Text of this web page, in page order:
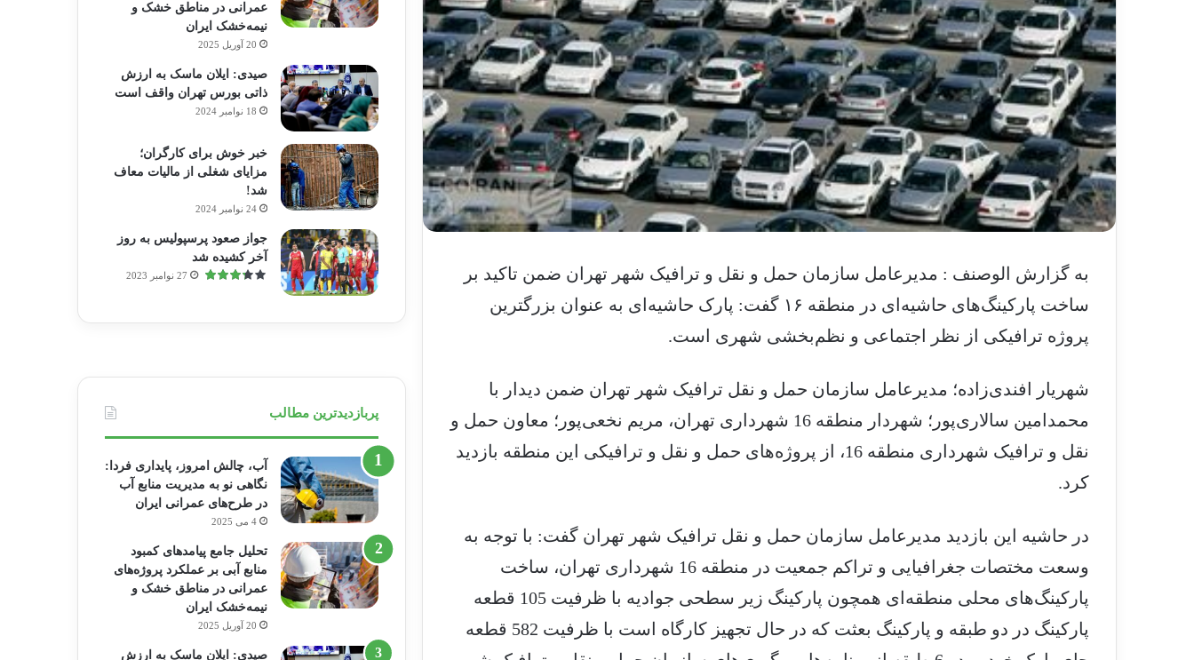
به گزارش الوصنف : مدیرعامل سازمان حمل و نقل و ترافیک شهر تهران ضمن تاکید بر
ساخت پارکینگ‌های حاشیه‌ای در منطقه ۱۶ گفت: پارک حاشیه‌ای به عنوان بزرگترین
پروژه ترافیکی از نظر اجتماعی و نظم‌بخشی شهری است.
شهریار افندی‌زاده؛ مدیرعامل سازمان حمل و نقل ترافیک شهر تهران ضمن دیدار با
محمدامین سالاری‌پور؛ شهردار منطقه 16 شهرداری تهران، مریم نخعی‌پور؛ معاون حمل و
نقل و ترافیک شهرداری منطقه 16، از پروژه‌های حمل و نقل و ترافیکی این منطقه بازدید
کرد.
در حاشیه این بازدید مدیرعامل سازمان حمل و نقل ترافیک شهر تهران گفت: با توجه به
وسعت مختصات جغرافیایی و تراکم جمعیت در منطقه 16 شهرداری تهران، ساخت
پارکینگ‌های محلی منطقه‌ای همچون پارکینگ زیر سطحی جوادیه با ظرفیت 105 قطعه
پارکینگ در دو طبقه و پارکینگ بعثت که در حال تجهیز کارگاه است با ظرفیت 582 قطعه
عمرانی در مناطق خشک و
نیمه‌خشک ایران
20 آوریل 2025
صیدی: ایلان ماسک به ارزش
ذاتی بورس تهران واقف است
18 نوامبر 2024
خبر خوش برای کارگران؛
مزایای شغلی از مالیات معاف
شد!
24 نوامبر 2024
جواز صعود پرسپولیس به روز
آخر کشیده شد
27 نوامبر 2023
پربازدیدترین مطالب
آب، چالش امروز، پایداری فردا:
نگاهی نو به مدیریت منابع آب
در طرح‌های عمرانی ایران
4 می 2025
تحلیل جامع پیامدهای کمبود
منابع آبی بر عملکرد پروژه‌های
عمرانی در مناطق خشک و
نیمه‌خشک ایران
20 آوریل 2025
صیدی: ایلان ماسک به ارزش